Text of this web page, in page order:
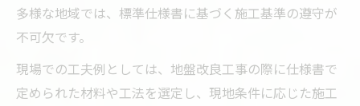
多様な地域では、標準仕様書に基づく施工基準の遵守が
不可欠です。
現場での工夫例としては、地盤改良工事の際に仕様書で
定められた材料や工法を選定し、現地条件に応じた施工